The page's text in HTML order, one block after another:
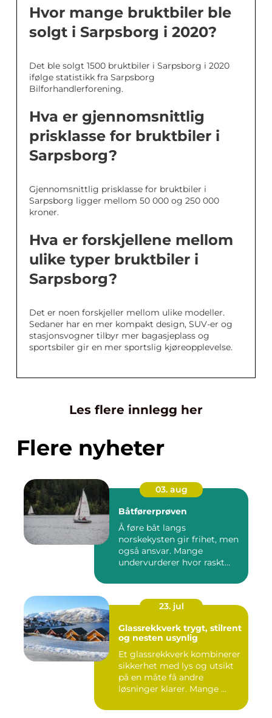
Hvor mange bruktbiler ble
solgt i Sarpsborg i 2020?
Det ble solgt 1500 bruktbiler i Sarpsborg i 2020
ifølge statistikk fra Sarpsborg
Bilforhandlerforening.
Hva er gjennomsnittlig
prisklasse for bruktbiler i
Sarpsborg?
Gjennomsnittlig prisklasse for bruktbiler i
Sarpsborg ligger mellom 50 000 og 250 000
kroner.
Hva er forskjellene mellom
ulike typer bruktbiler i
Sarpsborg?
Det er noen forskjeller mellom ulike modeller.
Sedaner har en mer kompakt design, SUV-er og
stasjonsvogner tilbyr mer bagasjeplass og
sportsbiler gir en mer sportslig kjøreopplevelse.
Les flere innlegg her
Flere nyheter
03. aug
Båtførerprøven
Å føre båt langs
norskekysten gir frihet, men
også ansvar. Mange
undervurderer hvor raskt
23. jul
Glassrekkverk trygt, stilrent
og nesten usynlig
Et glassrekkverk kombinerer
sikkerhet med lys og utsikt
på en måte få andre
løsninger klarer. Mange ...